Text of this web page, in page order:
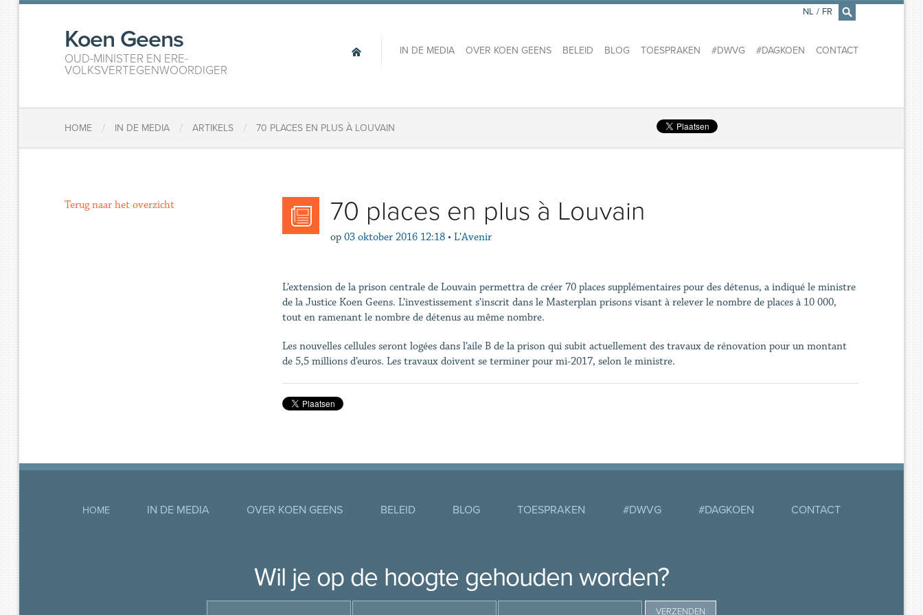
×
Koen Geens
OUD-MINISTER EN ERE-
VOLKSVERTEGENWOORDIGER
IN DE MEDIA OVER KOEN GEENS BELEID BLOG TOESPRAKEN #DWVG #DAGKOEN CONTACT
NL / FR
HOME / IN DE MEDIA / ARTIKELS / 70 PLACES EN PLUS À LOUVAIN
70 places en plus à Louvain
op 03 oktober 2016 12:18 • L'Avenir
L’extension de la prison centrale de Louvain permettra de créer 70 places supplémentaires pour des détenus, a indiqué le ministre
de la Justice Koen Geens. L’investissement s’inscrit dans le Masterplan prisons visant à relever le nombre de places à 10 000,
tout en ramenant le nombre de détenus au même nombre.
Les nouvelles cellules seront logées dans l’aile B de la prison qui subit actuellement des travaux de rénovation pour un montant
de 5,5 millions d’euros. Les travaux doivent se terminer pour mi-2017, selon le ministre.
Terug naar het overzicht
HOME IN DE MEDIA OVER KOEN GEENS BELEID BLOG TOESPRAKEN #DWVG #DAGKOEN CONTACT
Wil je op de hoogte gehouden worden?